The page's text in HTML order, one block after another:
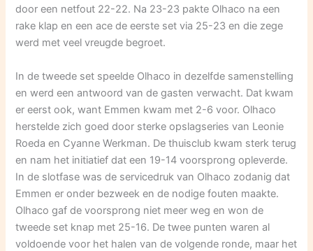
door een netfout 22-22. Na 23-23 pakte Olhaco na een
rake klap en een ace de eerste set via 25-23 en die zege
werd met veel vreugde begroet.
In de tweede set speelde Olhaco in dezelfde samenstelling
en werd een antwoord van de gasten verwacht. Dat kwam
er eerst ook, want Emmen kwam met 2-6 voor. Olhaco
herstelde zich goed door sterke opslagseries van Leonie
Roeda en Cyanne Werkman. De thuisclub kwam sterk terug
en nam het initiatief dat een 19-14 voorsprong opleverde.
In de slotfase was de servicedruk van Olhaco zodanig dat
Emmen er onder bezweek en de nodige fouten maakte.
Olhaco gaf de voorsprong niet meer weg en won de
tweede set knap met 25-16. De twee punten waren al
voldoende voor het halen van de volgende ronde, maar het